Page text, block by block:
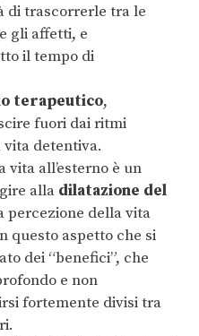
di trascorrerle tra le
gli affetti, e
il tempo di
terapeutico,
fuori dai ritmi
detentiva.
all’esterno è un
alla dilatazione del
percezione della vita
questo aspetto che si
dei “benefici”, che
e non
fortemente divisi tra